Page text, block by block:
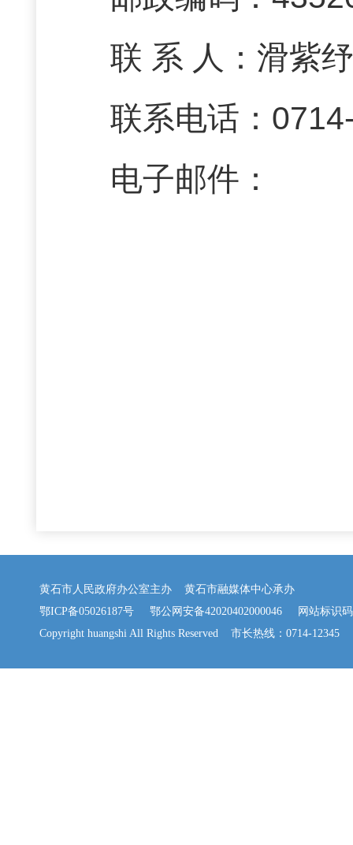
联 系 人：滑紫纾
联系电话：
电子邮件：
黄石市人民政府办公室主办 黄石市融媒体中心承办
鄂ICP备05026187号
鄂公网安备42020402000046 网站标识码
Copyright huangshi All Rights Reserved 市长热线：0714-12345